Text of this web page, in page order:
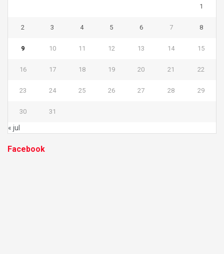
1
2 3 4 5 6 7 8
9 10 11 12 13 14 15
16 17 18 19 20 21 22
23 24 25 26 27 28 29
30 31
« jul
Facebook